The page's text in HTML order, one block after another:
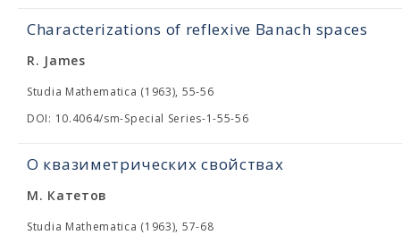
Characterizations of reflexive Banach spaces
R. James
Studia Mathematica (1963), 55-56
DOI: 10.4064/sm-Special Series-1-55-56
О квазиметрических свойствах
М. Катетов
Studia Mathematica (1963), 57-68